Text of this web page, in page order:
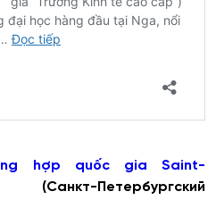
hợp quốc gia Saint-
Петербургский